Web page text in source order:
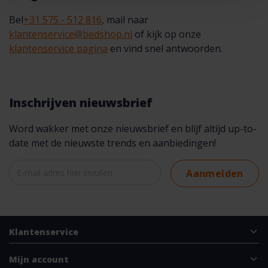
Bel+31 575 - 512 816, mail naar
klantenservice@bedshop.nl of kijk op onze
klantenservice pagina en vind snel antwoorden.
Inschrijven nieuwsbrief
Word wakker met onze nieuwsbrief en blijf altijd up-to-
date met de nieuwste trends en aanbiedingen!
Aanmelden
Klantenservice
Mijn account